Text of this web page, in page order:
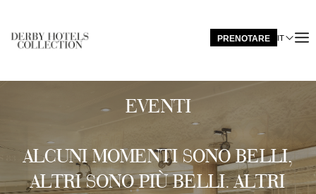
PRENOTARE IT
FR
EVENTI
ALCUNI MOMENTI SONO BELLI,
ALTRI SONO PIÙ BELLI. ALTRI